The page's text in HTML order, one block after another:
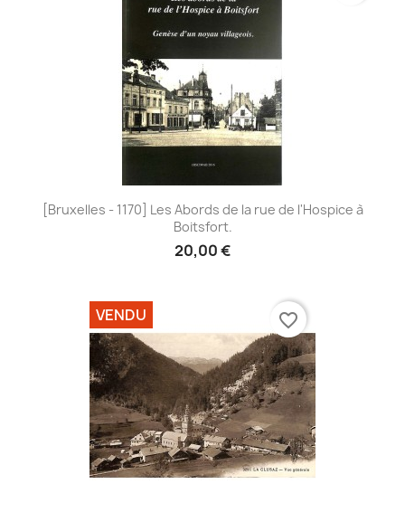
[Bruxelles - 1170] Les Abords de la rue de l'Hospice à
Boitsfort.
20,00 €
VENDU favorite_border